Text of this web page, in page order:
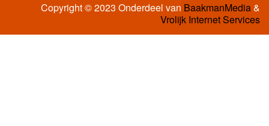
Copyright © 2023 Onderdeel van BaakmanMedia&
Vrolijk Internet Services